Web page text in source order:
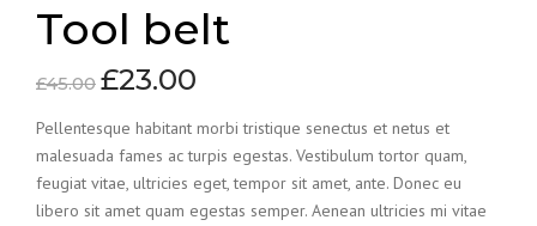
Tool belt
£45.00 £23.00
Pellentesque habitant morbi tristique senectus et netus et
malesuada fames ac turpis egestas. Vestibulum tortor quam,
feugiat vitae, ultricies eget, tempor sit amet, ante. Donec eu
libero sit amet quam egestas semper. Aenean ultricies mi vitae